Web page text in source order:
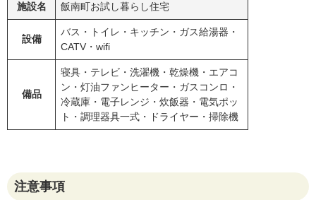
施設名 飯南町お試し暮らし住宅
設備
バス・トイレ・キッチン・ガス給湯器・
CATV・wifi
備品
寝具・テレビ・洗濯機・乾燥機・エアコ
ン・灯油ファンヒーター・ガスコンロ・
冷蔵庫・電子レンジ・炊飯器・電気ポッ
ト・調理器具一式・ドライヤー・掃除機
注意事項